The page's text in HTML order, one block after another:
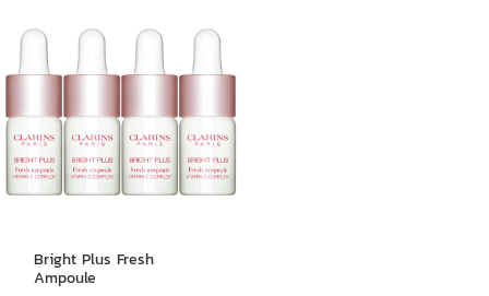
Bright Plus Fresh
Ampoule